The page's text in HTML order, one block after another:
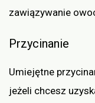
zawiązywanie
Przycinanie
Umiejętne
jeżeli chcesz